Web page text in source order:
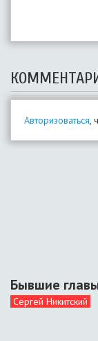
Авторизоваться,
Бывшие
Сергей Никитский